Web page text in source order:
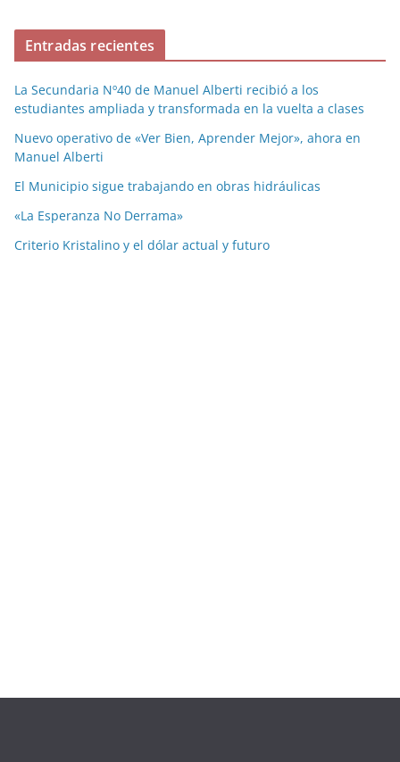
Entradas recientes
La Secundaria Nº40 de Manuel Alberti recibió a los
estudiantes ampliada y transformada en la vuelta a clases
Nuevo operativo de «Ver Bien, Aprender Mejor», ahora en
Manuel Alberti
El Municipio sigue trabajando en obras hidráulicas
«La Esperanza No Derrama»
Criterio Kristalino y el dólar actual y futuro